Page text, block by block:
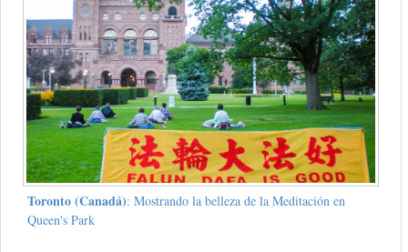
Toronto (Canadá): Mostrando la belleza de la Meditación en
Queen's Park